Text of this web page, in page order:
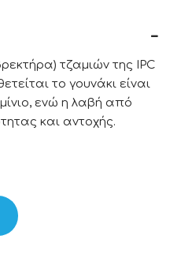
τζαμιών της IPC
το γουνάκι είναι
ενώ η λαβή από
και αντοχής.